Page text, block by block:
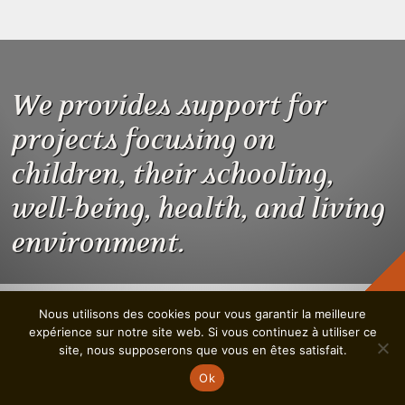
We provides support for
projects focusing on
children, their schooling,
well-being, health, and living
environment.
Deadline for submission
15.10.2026
Délai de remise des dossiers
15.10.2026
Nous utilisons des cookies pour vous garantir la meilleure
expérience sur notre site web. Si vous continuez à utiliser ce
site, nous supposerons que vous en êtes satisfait.
Ok